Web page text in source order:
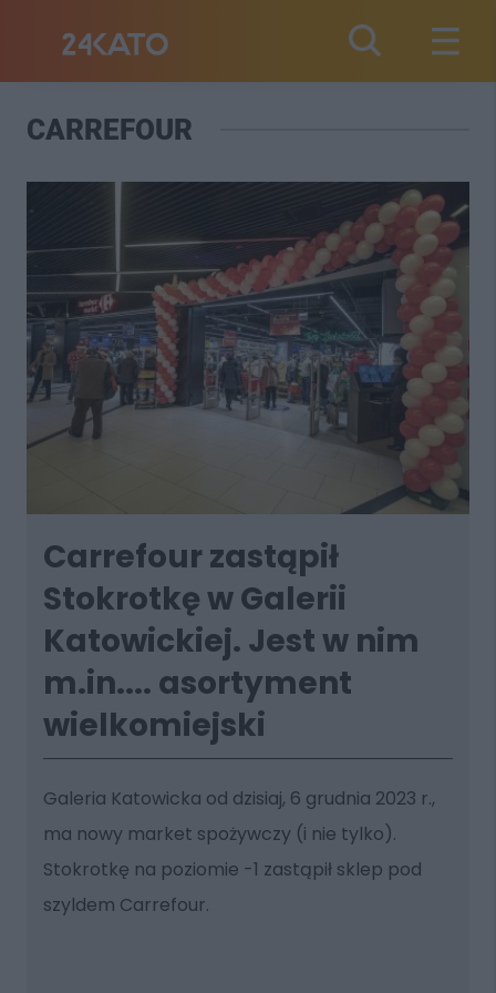
CARREFOUR
Carrefour zastąpił
Stokrotkę w Galerii
Katowickiej. Jest w nim
m.in.... asortyment
wielkomiejski
Galeria Katowicka od dzisiaj, 6 grudnia 2023 r.,
ma nowy market spożywczy (i nie tylko).
Stokrotkę na poziomie -1 zastąpił sklep pod
szyldem Carrefour.